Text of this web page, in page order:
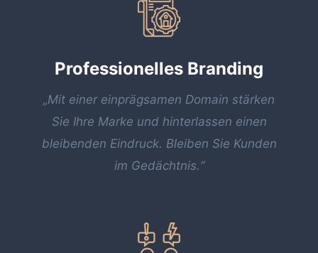
Professionelles Branding
„Mit einer einprägsamen Domain stärken
Sie Ihre Marke und hinterlassen einen
bleibenden Eindruck. Bleiben Sie Kunden
im Gedächtnis.“